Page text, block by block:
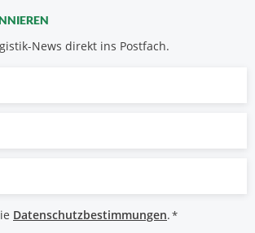
News direkt ins Postfach.
Datenschutzbestimmungen.*